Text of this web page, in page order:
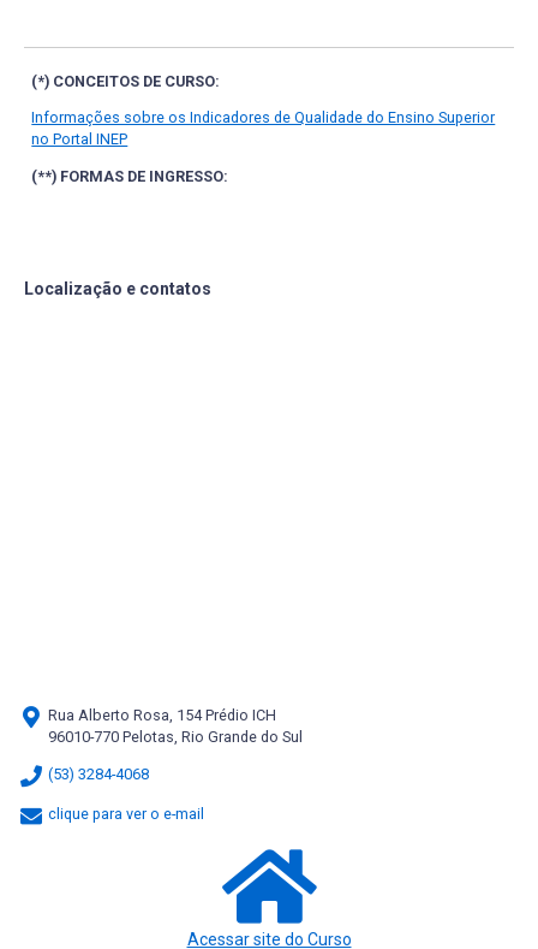
(*) CONCEITOS DE CURSO:
Informações sobre os Indicadores de Qualidade do Ensino Superior
no Portal INEP
(**) FORMAS DE INGRESSO:
Localização e contatos
Rua Alberto Rosa, 154 Prédio ICH
96010-770 Pelotas, Rio Grande do Sul
(53) 3284-4068
clique para ver o e-mail
Acessar site do Curso